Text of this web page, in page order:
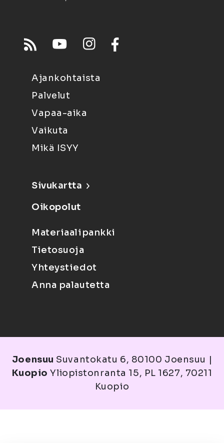
Ajankohtaista
Palvelut
Vapaa-aika
Vaikuta
Mikä ISYY
Sivukartta
Oikopolut
Materiaalipankki
Tietosuoja
Yhteystiedot
Anna palautetta
Joensuu Suvantokatu 6, 80100 Joensuu |
Kuopio Yliopistonranta 15, PL 1627, 70211
Kuopio